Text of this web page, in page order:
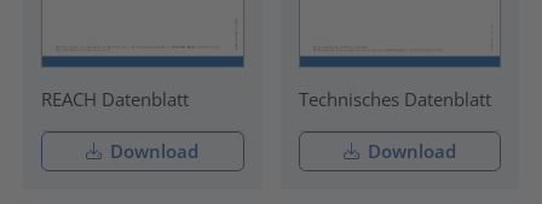
REACH Datenblatt
Download
Technisches Datenblatt
Download